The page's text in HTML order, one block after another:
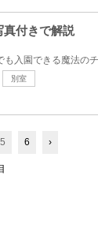
真付きで解説
別室
5 6 ›